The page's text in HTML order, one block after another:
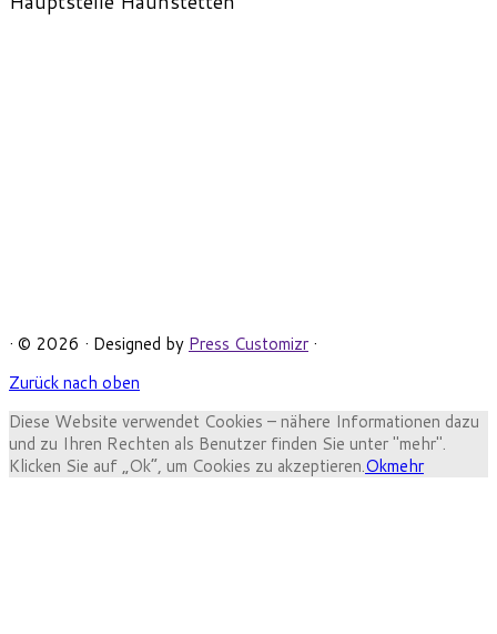
· © 2026 · Designed by Press Customizr·
Zurück nach oben
Diese Website verwendet Cookies – nähere Informationen dazu
und zu Ihren Rechten als Benutzer finden Sie unter "mehr".
Klicken Sie auf „Ok“, um Cookies zu akzeptieren.Okmehr